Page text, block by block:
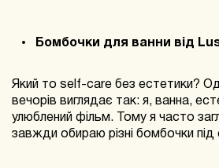
Бомбочки для ванни від
Який то self-care без естетики?
вечорів виглядає так: я, ванна,
улюблений фільм. Тому я часто
завжди обираю різні бомбочки під